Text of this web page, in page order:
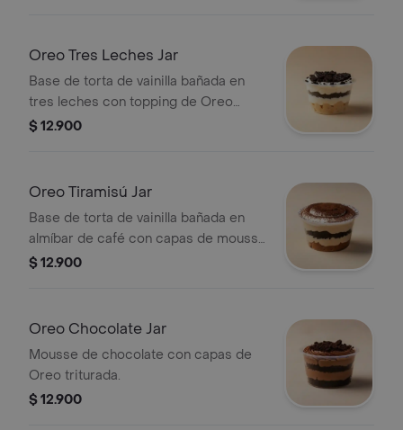
Oreo Tres Leches Jar
Base de torta de vainilla bañada en
tres leches con topping de Oreo
triturada.
$ 12.900
Oreo Tiramisú Jar
Base de torta de vainilla bañada en
almíbar de café con capas de mousse
de tiramisú y Oreo.
$ 12.900
Oreo Chocolate Jar
Mousse de chocolate con capas de
Oreo triturada.
$ 12.900